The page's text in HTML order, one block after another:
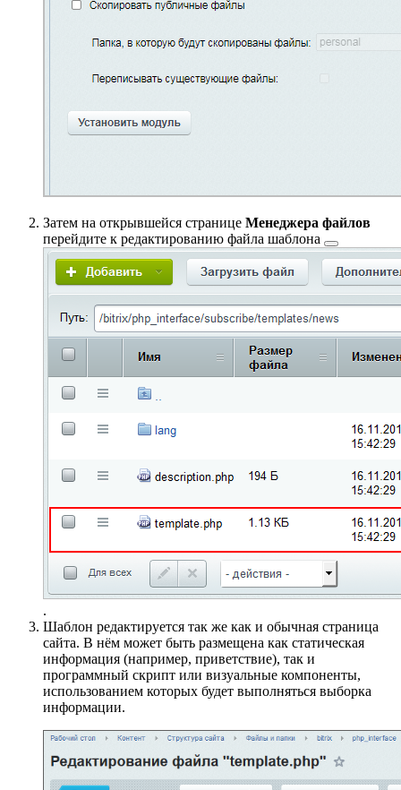
Затем на открывшейся странице Менеджера файлов
перейдите к редактированию файла шаблона
.
Шаблон редактируется так же как и обычная страница
сайта. В нём может быть размещена как статическая
информация (например, приветствие), так и
программный скрипт или визуальные компоненты,
использованием которых будет выполняться выборка
информации.